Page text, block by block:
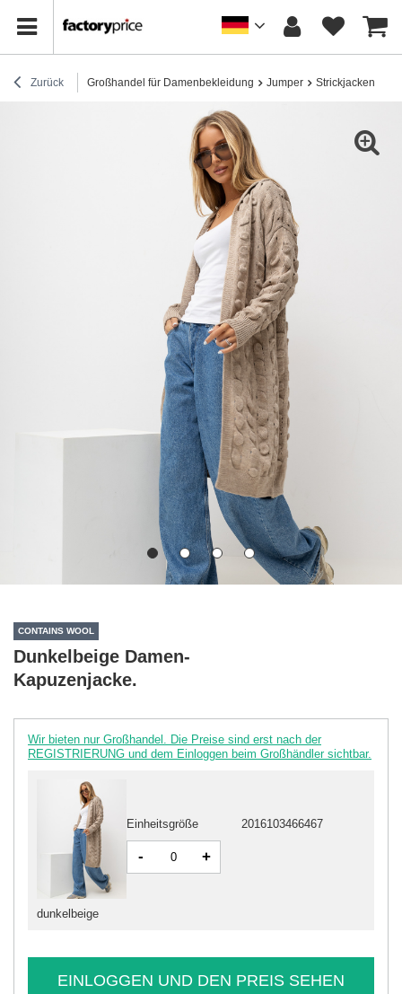
Zurück Großhandel für Damenbekleidung Jumper Strickjacken
CONTAINS WOOL
Dunkelbeige Damen-
Kapuzenjacke.
Wir bieten nur Großhandel. Die Preise sind erst nach der
REGISTRIERUNG und dem Einloggen beim Großhändler sichtbar.
dunkelbeige
Einheitsgröße 2016103466467
- +
EINLOGGEN UND DEN PREIS SEHEN